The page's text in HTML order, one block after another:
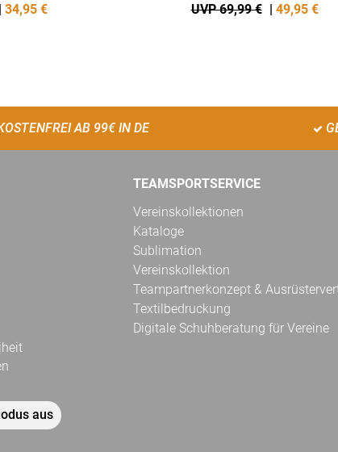
| 34,95 € UVP 69,99 € | 49,95 €
AB 99€ IN DE
aus
TEAMSPORTSERVICE
Vereinskollektionen
Kataloge
Sublimation
Vereinskollektion
Teampartnerkonzept &
Textilbedruckung
Digitale Schuhberatung für Vereine